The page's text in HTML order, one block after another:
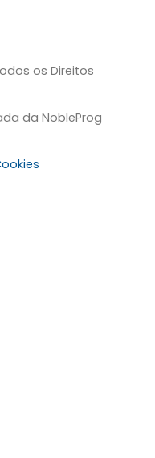
os Direitos
da NobleProg